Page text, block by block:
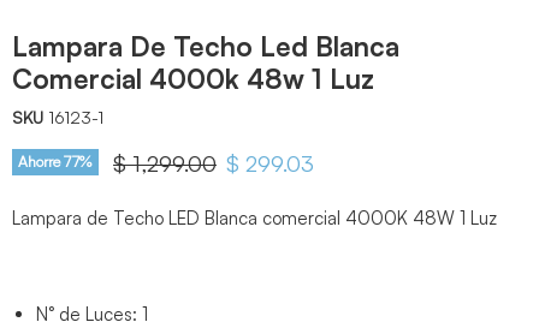
Lampara De Techo Led Blanca
Comercial 4000k 48w 1 Luz
SKU 16123-1
Ahorre77% Precio original
$ 1,299.00 Precio actual
$ 299.03
Lampara de Techo LED Blanca comercial 4000K 48W 1 Luz
N° de Luces: 1